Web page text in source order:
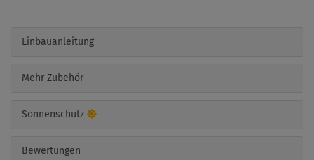
Einbauanleitung
Mehr Zubehör
Sonnenschutz
Bewertungen